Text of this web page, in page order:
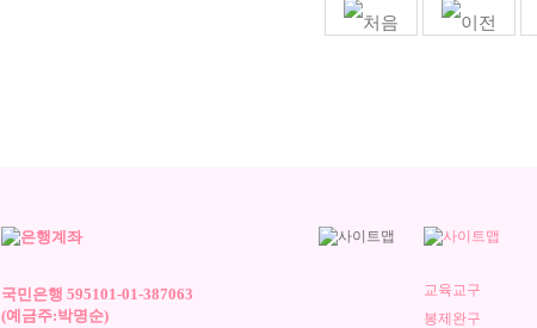
국민은행 595101-01-387063
(예금주:박명순)
교육교구
봉제완구